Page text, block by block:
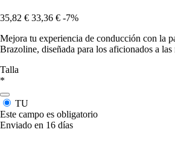
35,82 € 33,36 € -7%
Mejora tu experiencia de conducción con la
Brazoline, diseñada para los aficionados a las
Talla
*
TU
Este campo es obligatorio
Enviado en 16 días